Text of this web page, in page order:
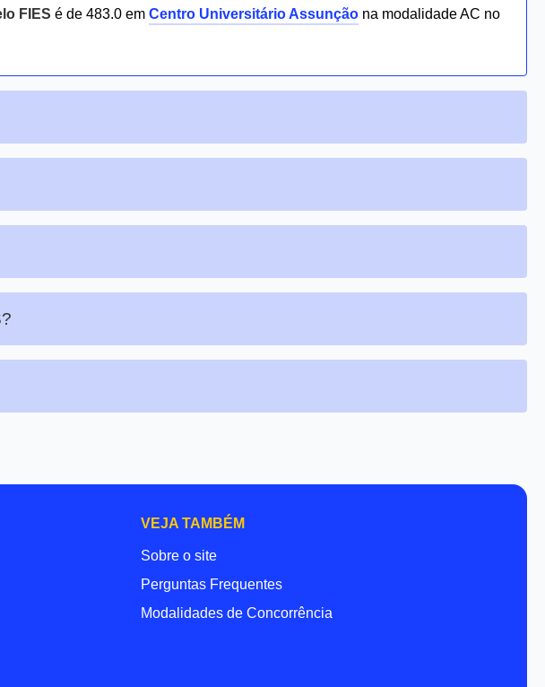
FIES é de 483.0 em Centro Universitário Assunção na modalidade AC no
VEJA TAMBÉM
Sobre o site
Perguntas Frequentes
Modalidades de Concorrência